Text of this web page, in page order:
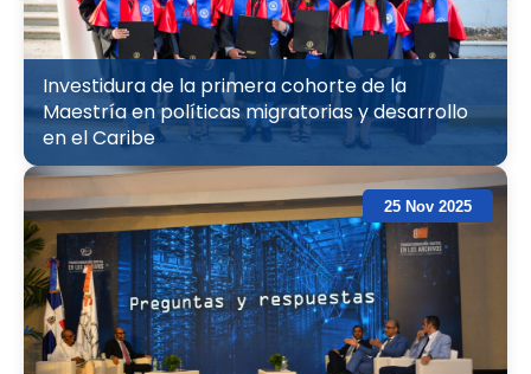
Investidura de la primera cohorte de la
Maestría en políticas migratorias y desarrollo
en el Caribe
25 Nov 2025